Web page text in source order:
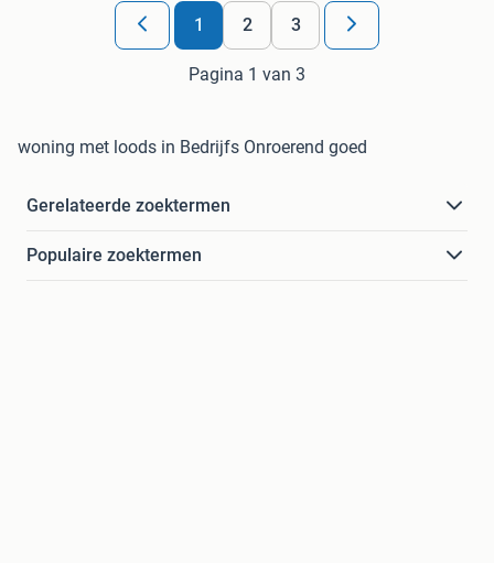
1 2 3
Pagina 1 van 3
woning met loods in Bedrijfs Onroerend goed
Gerelateerde zoektermen
Populaire zoektermen